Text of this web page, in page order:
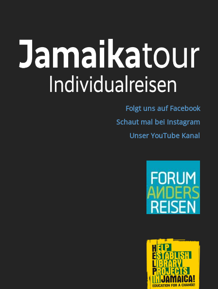
Folgt uns auf Facebook
Schaut mal bei Instagram
Unser YouTube Kanal